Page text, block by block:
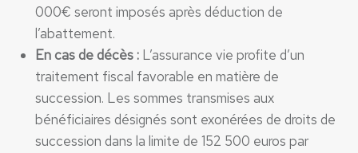
000€ seront imposés après déduction de
l’abattement.
En cas de décès : L’assurance vie profite d’un
traitement fiscal favorable en matière de
succession. Les sommes transmises aux
bénéficiaires désignés sont exonérées de droits de
succession dans la limite de 152 500 euros par